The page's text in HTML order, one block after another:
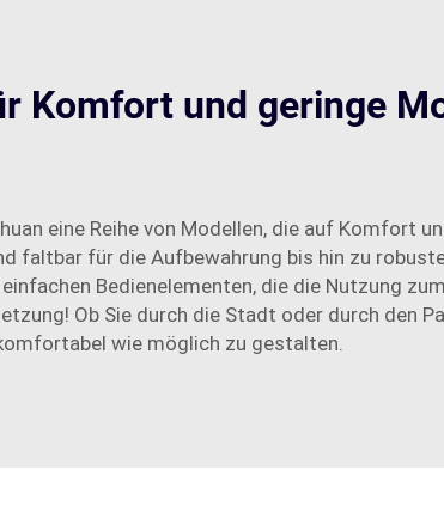
Komfort und geringe
eine Reihe von Modellen, die auf Komfort
faltbar für die Aufbewahrung bis hin zu
Bedienelementen, die die Nutzung
Ob Sie durch die Stadt oder durch den
wie möglich zu gestalten.